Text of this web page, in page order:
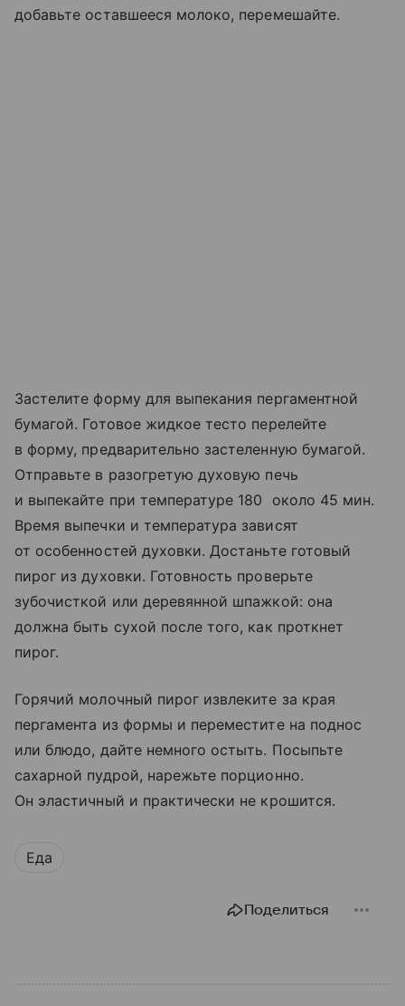
добавьте оставшееся молоко, перемешайте.
Застелите форму для выпекания пергаментной
бумагой. Готовое жидкое тесто перелейте
в форму, предварительно застеленную бумагой.
Отправьте в разогретую духовую печь
и выпекайте при температуре 180 около 45 мин.
Время выпечки и температура зависят
от особенностей духовки. Достаньте готовый
пирог из духовки. Готовность проверьте
зубочисткой или деревянной шпажкой: она
должна быть сухой после того, как проткнет
пирог.
Горячий молочный пирог извлеките за края
пергамента из формы и переместите на поднос
или блюдо, дайте немного остыть. Посыпьте
сахарной пудрой, нарежьте порционно.
Он эластичный и практически не крошится.
Еда
Поделиться